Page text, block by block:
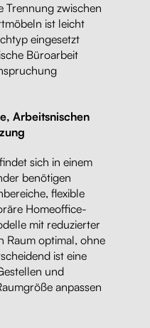
Trennung zwischen
ist leicht
eingesetzt
Büroarbeit
Arbeitsnischen
sich in einem
benötigen
flexible
Homeoffice-
mit reduzierter
Raum optimal, ohne
ist eine
und
anpassen